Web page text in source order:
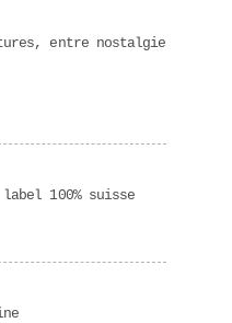
entre nostalgie
100% suisse